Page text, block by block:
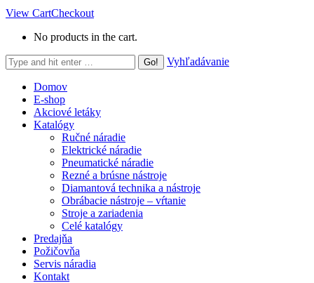
View CartCheckout
No products in the cart.
Search:
Vyhľadávanie
Domov
E-shop
Akciové letáky
Katalógy
Ručné náradie
Elektrické náradie
Pneumatické náradie
Rezné a brúsne nástroje
Diamantová technika a nástroje
Obrábacie nástroje – vŕtanie
Stroje a zariadenia
Celé katalógy
Predajňa
Požičovňa
Servis náradia
Kontakt